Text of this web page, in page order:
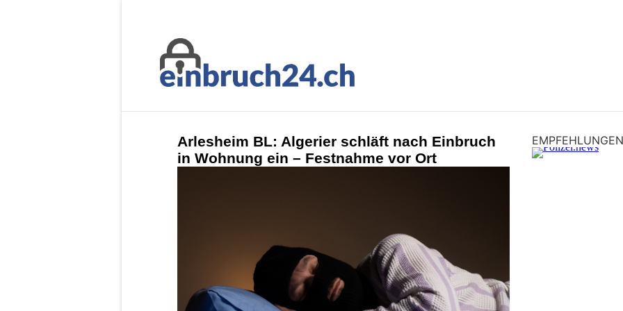
Arlesheim BL: Algerier schläft nach Einbruch
in Wohnung ein – Festnahme vor Ort
EMPFEHLUNGEN